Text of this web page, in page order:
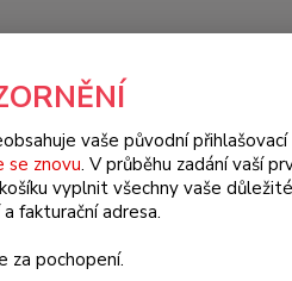
Hledat
Elektrodíly (Electrical parts)
vaše původní přihlašovací
se znovu. V průběhu zadání vaší
vyplnit všechny vaše
fakturační adresa.
za pochopení.